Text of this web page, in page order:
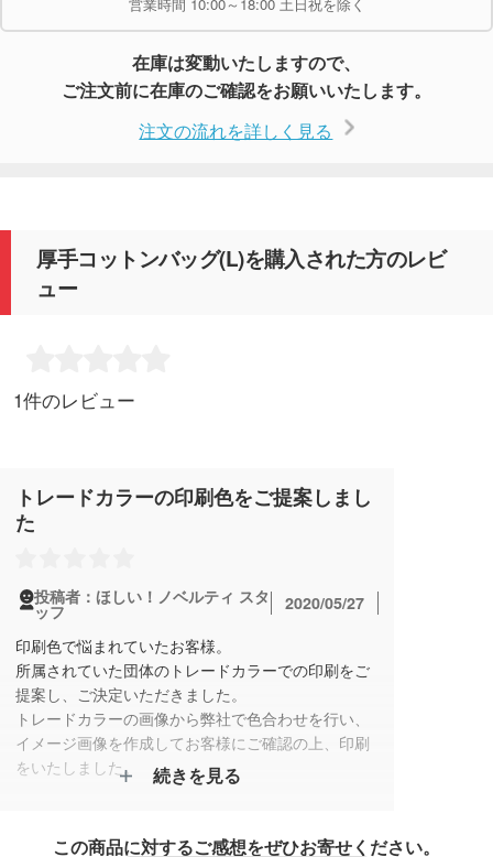
営業時間 10:00～18:00 土日祝を除く
在庫は変動いたしますので、
ご注文前に在庫のご確認をお願いいたします。
注文の流れを詳しく見る
厚手コットンバッグ(L)を購入された方のレビ
ュー
1件のレビュー
トレードカラーの印刷色をご提案しまし
た
投稿者：ほしい！ノベルティ スタ
ッフ
2020/05/27
印刷色で悩まれていたお客様。
所属されていた団体のトレードカラーでの印刷をご
提案し、ご決定いただきました。
トレードカラーの画像から弊社で色合わせを行い、
イメージ画像を作成してお客様にご確認の上、印刷
をいたしました。
続きを見る
この商品に対するご感想をぜひお寄せください。